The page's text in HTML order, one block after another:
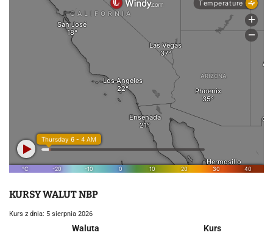
KURSY WALUT NBP
Kurs z dnia: 5 sierpnia 2026
Waluta
Kurs